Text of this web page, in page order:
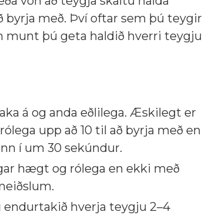
byrja með. Því oftar sem þú teygir
munt þú geta haldið hverri teygju
á og anda eðlilega. Æskilegt er
upp að 10 til að byrja með en
í um 30 sekúndur.
hægt og rólega en ekki með
endurtakið hverja teygju 2–4